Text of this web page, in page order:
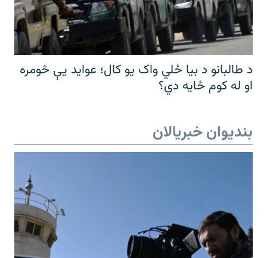
د طالبانو د بیا ځلي واک یو کال؛ عواید یې څومره
او له کوم ځایه دي؟
بندیوان خبریالان